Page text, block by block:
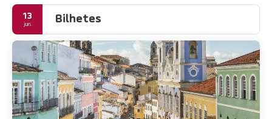
13
jun. Bilhetes